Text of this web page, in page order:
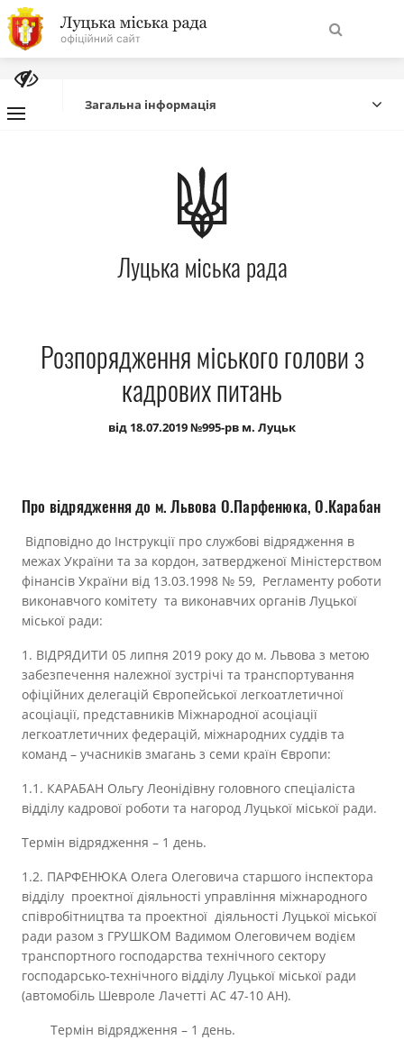
На
головну
Про місто
Міська влада
Міська рада
Публічна інформація
Прозорість влади
Загальна інформація
Луцька міська рада
Розпорядження міського голови з
кадрових питань
від 18.07.2019 №995-рв м. Луцьк
Про відрядження до м. Львова О.Парфенюка, О.Карабан
Відповідно до Інструкції про службові відрядження в
межах України та за кордон, затвердженої Міністерством
фінансів України від 13.03.1998 № 59, Регламенту роботи
виконавчого комітету та виконавчих органів Луцької
міської ради:
1. ВІДРЯДИТИ 05 липня 2019 року до м. Львова з метою
забезпечення належної зустрічі та транспортування
офіційних делегацій Європейської легкоатлетичної
асоціації, представників Міжнародної асоціації
легкоатлетичних федерацій, міжнародних суддів та
команд – учасників змагань з семи країн Європи:
1.1. КАРАБАН Ольгу Леонідівну головного спеціаліста
відділу кадрової роботи та нагород Луцької міської ради.
Термін відрядження – 1 день.
1.2. ПАРФЕНЮКА Олега Олеговича старшого інспектора
відділу проектної діяльності управління міжнародного
співробітництва та проектної діяльності Луцької міської
ради разом з ГРУШКОМ Вадимом Олеговичем водієм
транспортного господарства технічного сектору
господарсько-технічного відділу Луцької міської ради
(автомобіль Шевроле Лачетті АС 47-10 АН).
Термін відрядження – 1 день.